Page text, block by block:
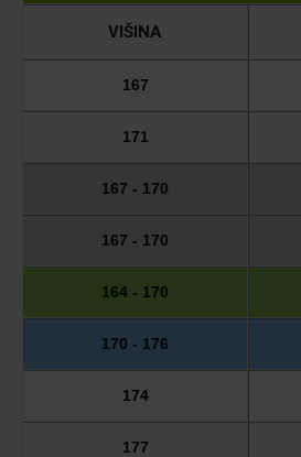
VIŠINA
167
171
167 - 170
167 - 170
164 - 170
170 - 176
174
177